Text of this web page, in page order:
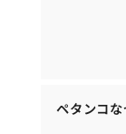
ペタンコ